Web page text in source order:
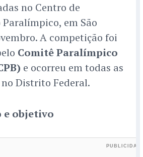
no Centro de
em São
A competição foi
Comitê Paralímpico
e ocorreu em todas as
Distrito Federal.
e objetivo